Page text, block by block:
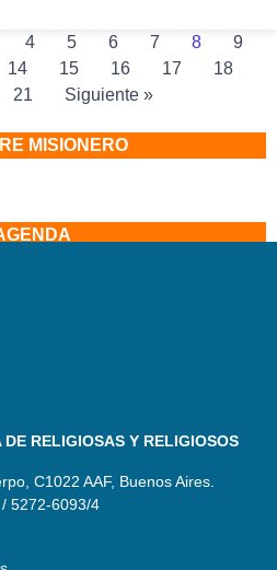
4 5 6 7 8
9
14 15 16 17
18
21 Siguiente »
MISIONERO
RELIGIOSAS Y RELIGIOSOS
C1022 AAF, Buenos Aires.
5272-6093/4